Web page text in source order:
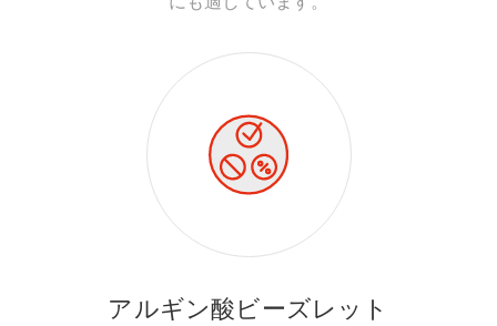
アルギン酸ビーズレット